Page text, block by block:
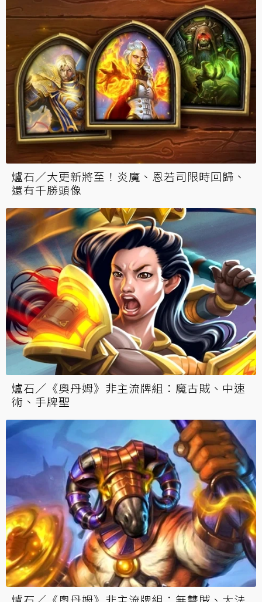
爐石／大更新將至！炎魔、恩若司限時回歸、
還有千勝頭像
爐石／《奧丹姆》非主流牌組：魔古賊、中速
術、手牌聖